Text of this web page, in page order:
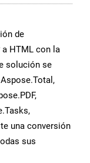
de
HTML con la
solución se
una conversión
sus